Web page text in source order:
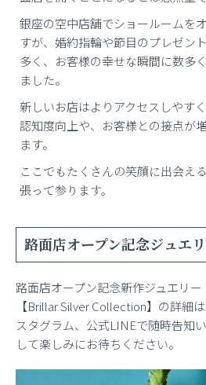
銀座の空中店舗でショールームを
すが、婚約指輪や節目のプレゼン
多く、お客様の幸せな瞬間に数多
ました。
新しいお店はよりアクセスしやす
認知度向上や、お客様との接点が
ます。
ここでもたくさんの笑顔に出会え
張って参ります。
路面店オープン記念ジュエ
路面店オープン記念新作ジュエリ
【Brillar Silver Collection】の詳細
スタグラム、公式LINEで随時告知
して楽しみにお待ちください。